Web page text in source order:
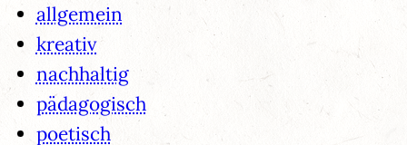
allgemein
kreativ
nachhaltig
pädagogisch
poetisch